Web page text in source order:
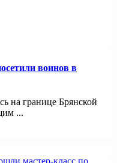
воинов в
на границе Брянской
...